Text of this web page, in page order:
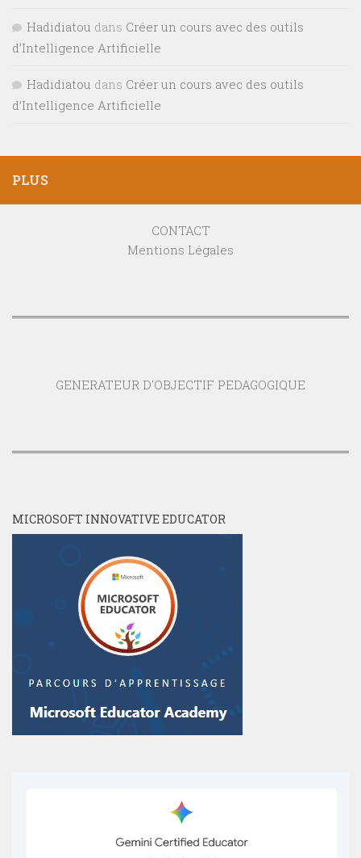
Hadidiatou dans Créer un cours avec des outils
d’Intelligence Artificielle
Hadidiatou dans Créer un cours avec des outils
d’Intelligence Artificielle
PLUS
CONTACT
Mentions Légales
GENERATEUR D'OBJECTIF PEDAGOGIQUE
MICROSOFT INNOVATIVE EDUCATOR